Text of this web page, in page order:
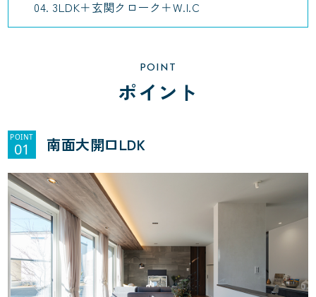
04. 3LDK＋玄関クローク＋W.I.C
POINT
ポイント
POINT
01 南面大開口LDK